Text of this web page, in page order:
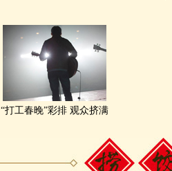
“打工春晚”彩排 观众挤满